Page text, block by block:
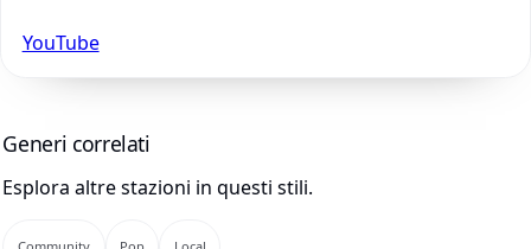
YouTube
Generi correlati
Esplora altre stazioni in questi stili.